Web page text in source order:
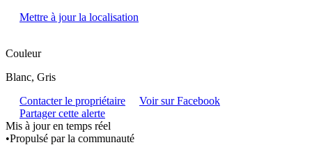
Mettre à jour la localisation
Couleur
Blanc, Gris
Contacter le propriétaire
Voir sur Facebook
Partager cette alerte
Mis à jour en temps réel
•Propulsé par la communauté